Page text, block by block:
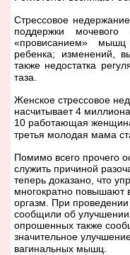
Стрессовое
поддержки
«провисанием»
ребенка; изменений,
также недостатка
таза.
Женское стрессовое
насчитывает 4
10 работающая женщина
третья молодая мама
Помимо всего прочего
служить причиной
теперь доказано, что
многократно повышают
оргазм. При
сообщили об улучшении
опрошенных также
значительное
вагинальных мышц.